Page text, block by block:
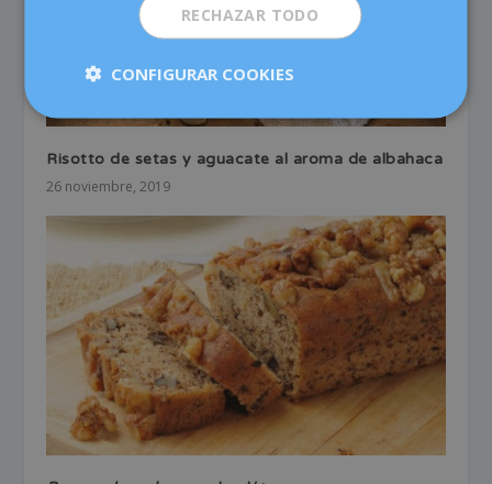
Risotto de setas y aguacate al aroma de albahaca
26 noviembre, 2019
RECHAZAR TODO
CONFIGURAR COOKIES